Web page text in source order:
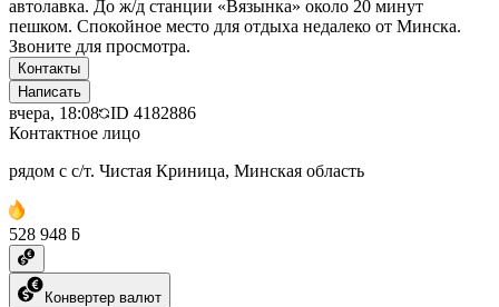
автолавка. До ж/д станции «Вязынка» около 20 минут
пешком. Спокойное место для отдыха недалеко от Минска.
Звоните для просмотра.
Контакты
Написать
вчера, 18:08 ID 4182886
Контактное лицо
рядом с с/т. Чистая Криница, Минская область
528 948 ƃ
Конвертер валют